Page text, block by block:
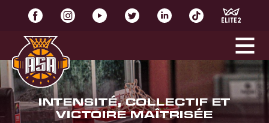
INTENSITÉ, COLLECTIF ET
VICTOIRE MAÎTRISÉE